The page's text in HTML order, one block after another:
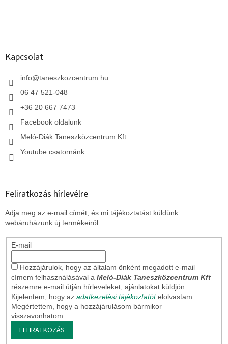
L
Kapcsolat
info@taneszkozcentrum.hu
06 47 521-048
+36 20 667 7473
Facebook oldalunk
Meló-Diák Taneszközcentrum Kft
Youtube csatornánk
Feliratkozás hírlevélre
Adja meg az e-mail címét, és mi tájékoztatást küldünk
webáruházunk új termékeiről.
E-mail
Hozzájárulok, hogy az általam önként megadott e-mail
címem felhasználásával a Meló-Diák Taneszközcentrum Kft
részemre e-mail útján hírleveleket, ajánlatokat küldjön.
Kijelentem, hogy az adatkezelési tájékoztatót elolvastam.
Megértettem, hogy a hozzájárulásom bármikor
visszavonhatom.
FELIRATKOZÁS